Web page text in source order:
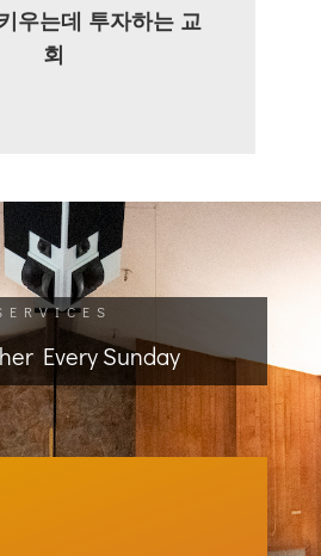
우는데 투자하는 교
회
Every Sunday